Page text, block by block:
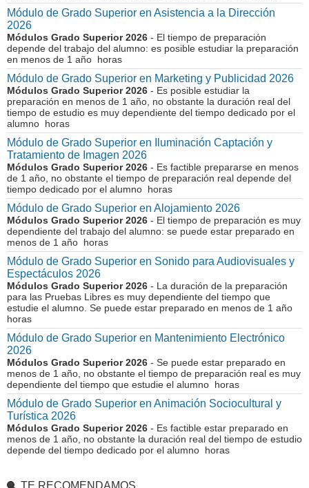
Módulo de Grado Superior en Asistencia a la Dirección
2026
Módulos Grado Superior 2026 - El tiempo de preparación
depende del trabajo del alumno: es posible estudiar la preparación
en menos de 1 año horas
Módulo de Grado Superior en Marketing y Publicidad 2026
Módulos Grado Superior 2026 - Es posible estudiar la
preparación en menos de 1 año, no obstante la duración real del
tiempo de estudio es muy dependiente del tiempo dedicado por el
alumno horas
Módulo de Grado Superior en Iluminación Captación y
Tratamiento de Imagen 2026
Módulos Grado Superior 2026 - Es factible prepararse en menos
de 1 año, no obstante el tiempo de preparación real depende del
tiempo dedicado por el alumno horas
Módulo de Grado Superior en Alojamiento 2026
Módulos Grado Superior 2026 - El tiempo de preparación es muy
dependiente del trabajo del alumno: se puede estar preparado en
menos de 1 año horas
Módulo de Grado Superior en Sonido para Audiovisuales y
Espectáculos 2026
Módulos Grado Superior 2026 - La duración de la preparación
para las Pruebas Libres es muy dependiente del tiempo que
estudie el alumno. Se puede estar preparado en menos de 1 año
horas
Módulo de Grado Superior en Mantenimiento Electrónico
2026
Módulos Grado Superior 2026 - Se puede estar preparado en
menos de 1 año, no obstante el tiempo de preparación real es muy
dependiente del tiempo que estudie el alumno horas
Módulo de Grado Superior en Animación Sociocultural y
Turística 2026
Módulos Grado Superior 2026 - Es factible estar preparado en
menos de 1 año, no obstante la duración real del tiempo de estudio
depende del tiempo dedicado por el alumno horas
TE RECOMENDAMOS